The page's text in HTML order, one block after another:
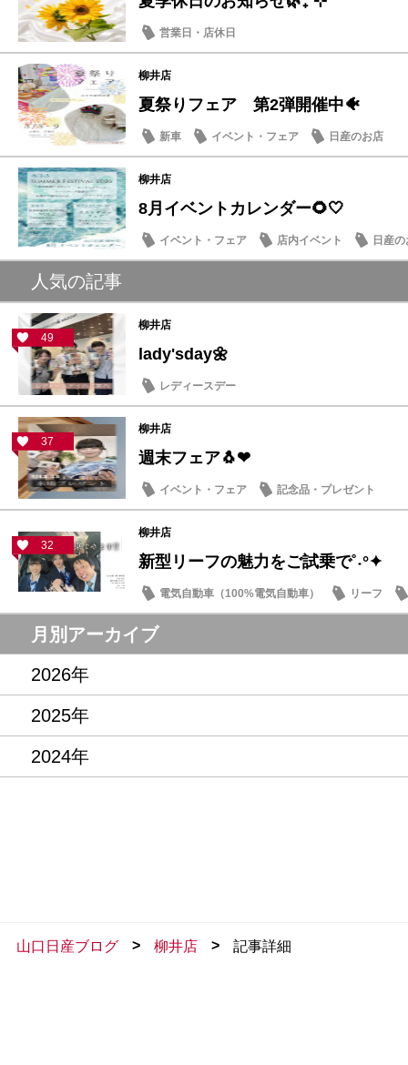
営業日・店休日
柳井店
夏祭りフェア 第2弾開催中🐠
新車 イベント・フェア 日産のお店
柳井店
8月イベントカレンダー🌻🤍
イベント・フェア 店内イベント 日産
人気の記事
49
柳井店
lady'sday🌼
レディースデー
37
柳井店
週末フェア🐧❤
イベント・フェア 記念品・プレゼント
32
柳井店
新型リーフの魅力をご試乗で˚˖°✦
電気自動車（100%電気自動車）
リーフ
記念品・プレゼント
月別アーカイブ
2026年
2025年
2024年
山口日産ブログ > 柳井店 > 記事詳細